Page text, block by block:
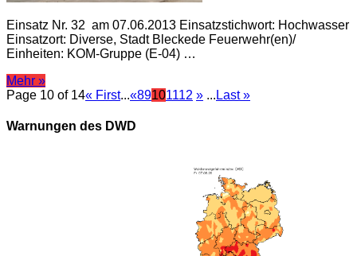
Einsatz Nr. 32 am 07.06.2013 Einsatzstichwort: Hochwasser
Einsatzort: Diverse, Stadt Bleckede Feuerwehr(en)/
Einheiten: KOM-Gruppe (E-04) …
Mehr »
Page 10 of 14« First...«89101112 » ... Last »
Warnungen des DWD